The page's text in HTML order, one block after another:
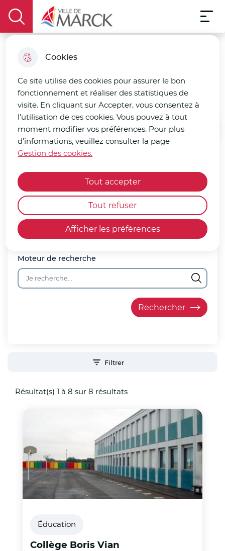
Cookies
Ce site utilise des cookies pour assurer le bon
fonctionnement et réaliser des statistiques de
visite. En cliquant sur Accepter, vous consentez à
l'utilisation de ces cookies. Vous pouvez à tout
moment modifier vos préférences. Pour plus
d'informations, veuillez consulter la page
Gestion des cookies.
Afficher les préférences
Tout accepter
Tout refuser
Aller à la
recherche
Consulter
le plan
display the search field
Ville de Marck
Menu
Les établissements
scolaires
Accueil
La ville de Marck compte trois
écoles maternelles, trois écoles
élémentaires, une école primaire
et un collège.
Moteur de recherche
Filtrer
Résultat(s) 1 à 8 sur 8 résultats
Éducation
Collège Boris Vian